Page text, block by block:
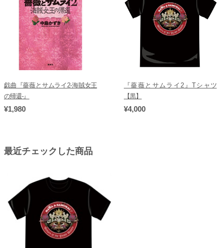
戯曲『薔薇とサムライ2-海賊女王
の帰還-』
¥1,980
『薔薇とサムライ2』Tシャツ
【黒】
¥4,000
最近チェックした商品